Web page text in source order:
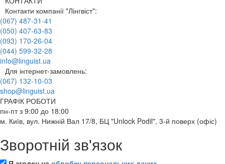
Контакти компанії "Лінгвіст":
(067) 487-31-41
(050) 407-63-83
(093) 170-26-04
(044) 599-32-28
info@linguist.ua
Для інтернет-замовлень:
(067) 132-10-03
shop@linguist.ua
ГРАФІК РОБОТИ
пн-пт з 9:00 до 18:00
м. Київ, вул. Нижній Вал 17/8, БЦ "Unlock Podil", 3-й поверх (офіс)
Зворотній зв'язок